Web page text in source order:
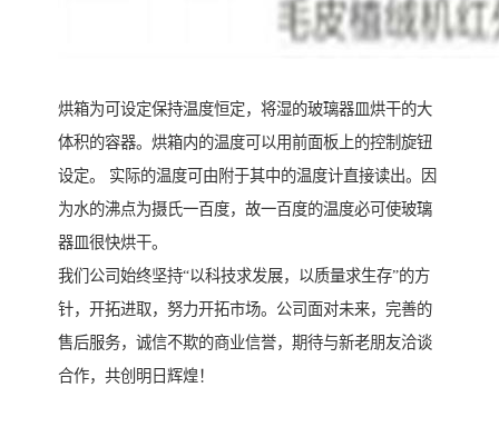
烘箱为可设定保持温度恒定，将湿的玻璃器皿烘干的大
体积的容器。烘箱内的温度可以用前面板上的控制旋钮
设定。 实际的温度可由附于其中的温度计直接读出。因
为水的沸点为摄氏一百度，故一百度的温度必可使玻璃
器皿很快烘干。
我们公司始终坚持“以科技求发展，以质量求生存”的方
针，开拓进取，努力开拓市场。公司面对未来，完善的
售后服务，诚信不欺的商业信誉，期待与新老朋友洽谈
合作，共创明日辉煌！